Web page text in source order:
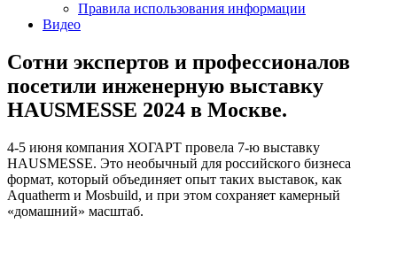
Правила использования информации
Видео
Сотни экспертов и профессионалов
посетили инженерную выставку
HAUSMESSE 2024 в Москве.
4-5 июня компания ХОГАРТ провела 7-ю выставку
HAUSMESSE. Это необычный для российского бизнеса
формат, который объединяет опыт таких выставок, как
Aquatherm и Mosbuild, и при этом сохраняет камерный
«домашний» масштаб.